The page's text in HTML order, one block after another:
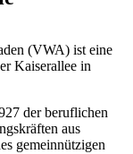
(VWA) ist eine
Kaiserallee in
der beruflichen
aus
gemeinnützigen